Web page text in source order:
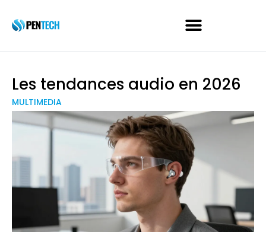
Les tendances audio en 2026
MULTIMEDIA